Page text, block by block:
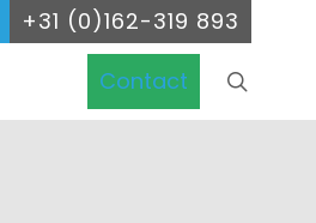
+31 (0)162-319 893
Contact